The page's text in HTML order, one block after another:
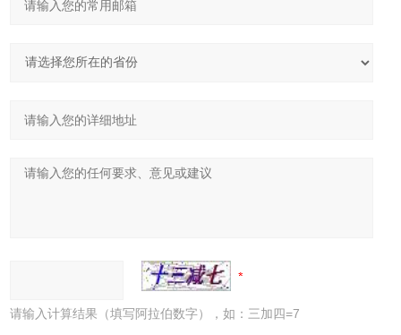
请输入计算结果（填写阿拉伯数字），如：三加四=7